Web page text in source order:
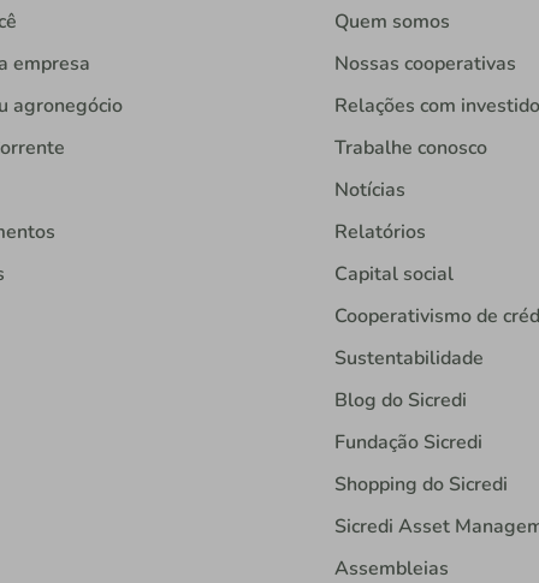
empresa
agronegócio
Quem somos
Nossas cooperativas
Relações com
Trabalhe conosco
Notícias
Relatórios
Capital social
Cooperativismo de
Sustentabilidade
Blog do Sicredi
Fundação Sicredi
Shopping do Sicredi
Sicredi Asset
Assembleias